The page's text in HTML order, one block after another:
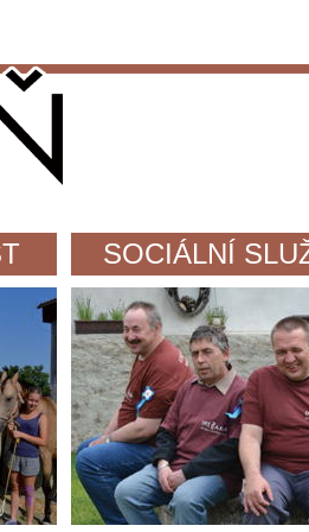
SOCIÁLNÍ